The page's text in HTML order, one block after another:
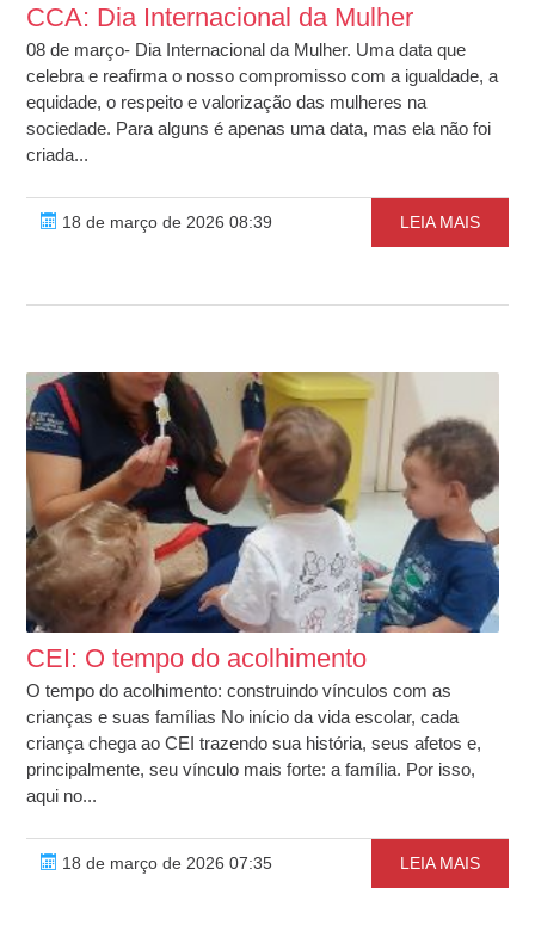
CCA: Dia Internacional da Mulher
08 de março- Dia Internacional da Mulher. Uma data que
celebra e reafirma o nosso compromisso com a igualdade, a
equidade, o respeito e valorização das mulheres na
sociedade. Para alguns é apenas uma data, mas ela não foi
criada...
18 de março de 2026 08:39 LEIA MAIS
CEI: O tempo do acolhimento
O tempo do acolhimento: construindo vínculos com as
crianças e suas famílias No início da vida escolar, cada
criança chega ao CEI trazendo sua história, seus afetos e,
principalmente, seu vínculo mais forte: a família. Por isso,
aqui no...
18 de março de 2026 07:35 LEIA MAIS